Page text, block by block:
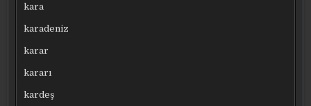
kara
karadeniz
karar
kararı
kardeş